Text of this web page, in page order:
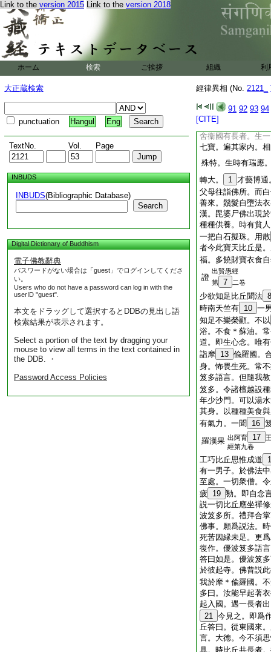
Link to the version 2015 Link to the version 2018
ホーム 検索 ご挨拶 組織 利
大正蔵検索
punctuation Hangul Eng
TextNo. Vol. Page
INBUDS
INBUDS(Bibliographic Database)
Search
Digital Dictionary of Buddhism
電子佛教辭典
パスワードがない場合は「guest」でログインしてくださ
い。
Users who do not have a password can log in with the
userID "guest".
本文をドラッグして選択するとDDBの見出し語
検索結果が表示されます。
Select a portion of the text by dragging your
mouse to view all terms in the text contained in
the DDB. ・
Password Access Policies
經律異相 (No. 2121_
91 92 93 94
[CITE]
歡喜。即於野澤。
阿難。爾時貧人。
十一劫身體端正。
寶 48
天前身以一
舍衞國有長者。生
七寶。遍其家内。
殊特。生時有瑞應
轉大。
1 才藝博通
父母往詣佛所。而
善來。鬚髮自墮法
漢。毘婆尸佛出現
種種供養。時有貧
一把白石擬珠。用散
者今此寶天比丘是
福。多饒財寶衣食
證
出賢愚經
第
7 二卷
少欲知足比丘聞法 8
時南天竺有 10 一
知足不樂榮顯。不以
浴。不食＊蘇油。
道。即生心念。唯
詣摩 13 偸羅國。
身。怖畏生死。常
笈多語言。但隨我
笈多。令諸檀越設
年少沙門。可以湯
其身。以種種美食
有氣力。一聞
16
羅漢果 出阿育 17
經第九卷
工巧比丘思惟成道
有一男子。於佛法
至處。一切衆僧。
疲
19 勌。即自念
説一切比丘應坐禪
波笈多所。禮拜合
佛事。願爲説法。
死苦因縁未足。更
復作。優波笈多語
答曰如是。優波笈
於彼起寺。佛昔説
我於摩＊偸羅國。
多曰。汝能早起著
起入國。遇一長者
21 今見之。即爲
丘答曰。從東國來
言。大徳。今不須
具。時比丘共長者